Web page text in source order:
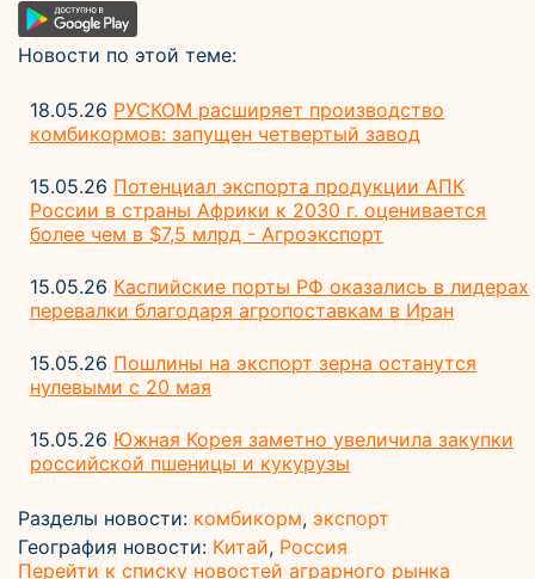
Новости по этой теме:
18.05.26 РУСКОМ расширяет производство
комбикормов: запущен четвертый завод
15.05.26 Потенциал экспорта продукции АПК
России в страны Африки к 2030 г. оценивается
более чем в $7,5 млрд - Агроэкспорт
15.05.26 Каспийские порты РФ оказались в лидерах
перевалки благодаря агропоставкам в Иран
15.05.26 Пошлины на экспорт зерна останутся
нулевыми с 20 мая
15.05.26 Южная Корея заметно увеличила закупки
российской пшеницы и кукурузы
Разделы новости: комбикорм, экспорт
География новости: Китай, Россия
Перейти к списку новостей аграрного рынка